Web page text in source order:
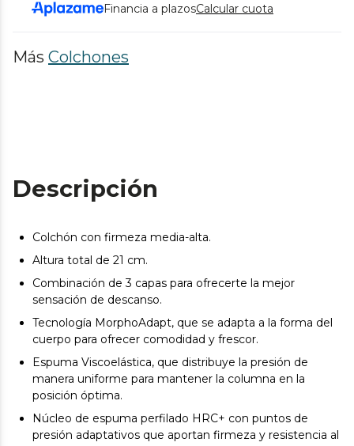
Financia a plazosCalcular cuota
Más Colchones
Descripción
Colchón con firmeza media-alta.
Altura total de 21 cm.
Combinación de 3 capas para ofrecerte la mejor
sensación de descanso.
Tecnología MorphoAdapt, que se adapta a la forma del
cuerpo para ofrecer comodidad y frescor.
Espuma Viscoelástica, que distribuye la presión de
manera uniforme para mantener la columna en la
posición óptima.
Núcleo de espuma perfilado HRC+ con puntos de
presión adaptativos que aportan firmeza y resistencia al